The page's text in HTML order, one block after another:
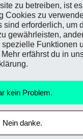
im
eine
steigt.
zu betreiben, ist
Cookies zu
sind erforderlich, um
gewährleisten,
spezielle Funktionen
erfährst du in
kein Problem.
Nein danke.